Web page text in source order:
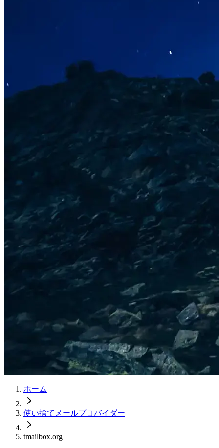
ホーム
使い捨てメールプロバイダー
tmailbox.org